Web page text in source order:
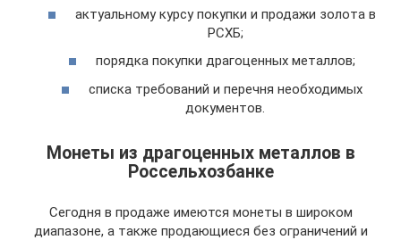
актуальному курсу покупки и продажи золота в
РСХБ;
порядка покупки драгоценных металлов;
списка требований и перечня необходимых
документов.
Монеты из драгоценных металлов в
Россельхозбанке
Сегодня в продаже имеются монеты в широком
диапазоне, а также продающиеся без ограничений и